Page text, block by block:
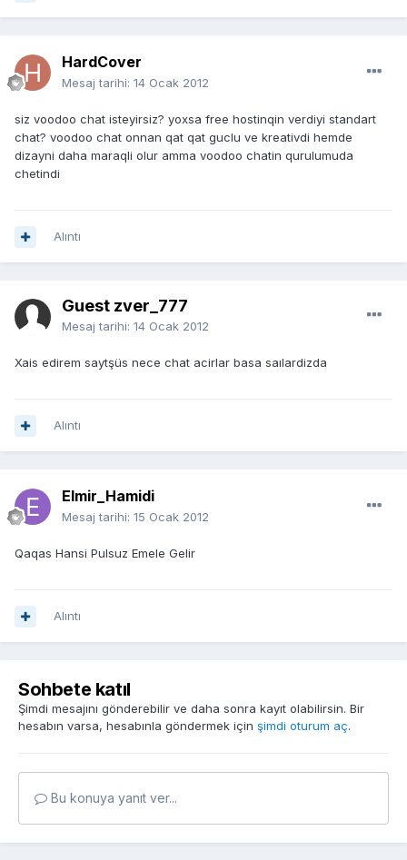
HardCover
Mesaj tarihi: 14 Ocak 2012
siz voodoo chat isteyirsiz? yoxsa free hostinqin verdiyi standart
chat? voodoo chat onnan qat qat guclu ve kreativdi hemde
dizayni daha maraqli olur amma voodoo chatin qurulumuda
chetindi
Alıntı
Guest zver_777
Mesaj tarihi: 14 Ocak 2012
Xais edirem saytşüs nece chat acirlar basa saılardizda
Alıntı
Elmir_Hamidi
Mesaj tarihi: 15 Ocak 2012
Qaqas Hansi Pulsuz Emele Gelir
Alıntı
Sohbete katıl
Şimdi mesajını gönderebilir ve daha sonra kayıt olabilirsin. Bir
hesabın varsa, hesabınla göndermek için şimdi oturum aç.
Bu konuya yanıt ver...